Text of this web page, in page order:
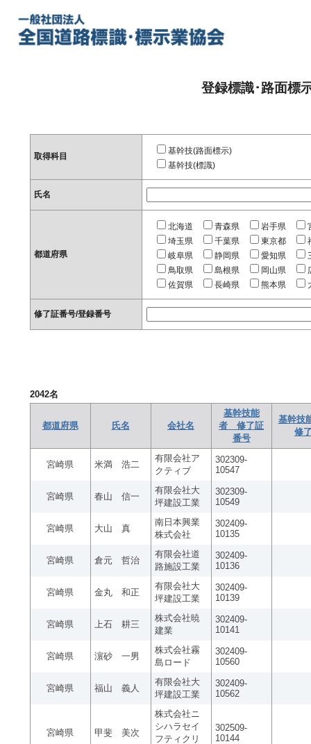
登録標識･路面標
取得科目
基幹技(路面標示)
基幹技(標識)
氏名
都道府県
北海道 青森県 岩手県
埼玉県
千葉県 東京都
岐阜県
静岡県 愛知県
鳥取県
島根県 岡山県
佐賀県
長崎県 熊本県
修了証番号/登録番号
2042名
都道府県 氏名 会社名
基幹技能
者 修了証
番号
基幹技
修
宮崎県 米満 浩二
有限会社ア
クティブ
302309-
10547
宮崎県 春山 信一
有限会社大
坪建設工業
302309-
10549
宮崎県 大山 真
南日本興業
株式会社
302409-
10135
宮崎県 倉元 哲治
有限会社道
路施設工業
302409-
10136
宮崎県 金丸 和正
有限会社大
坪建設工業
302409-
10139
宮崎県 上石 耕三
株式会社暁
建業
302409-
10141
宮崎県 濵砂 一男
株式会社霧
島ロード
302409-
10560
宮崎県 福山 義人
有限会社大
坪建設工業
302409-
10562
宮崎県 甲斐 美次
株式会社ニ
シハラセイ
フティクリ
302509-
10144